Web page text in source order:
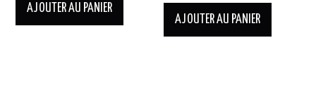
AJOUTER AU PANIER
AJOUTER AU PANIER